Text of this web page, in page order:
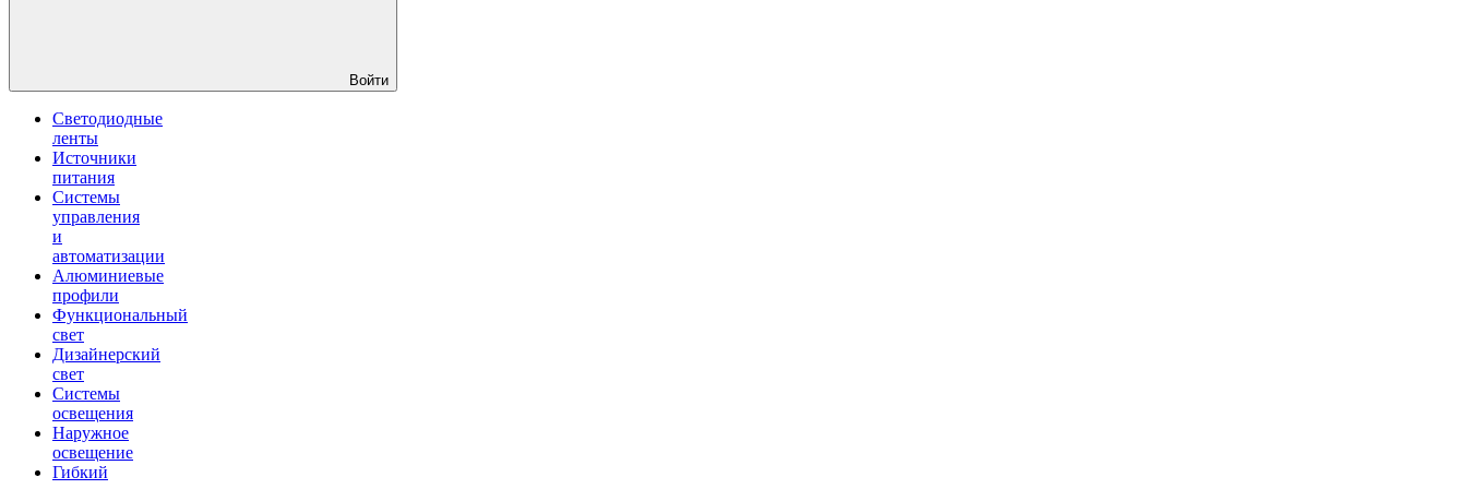
Войти
Светодиодные
ленты
Источники
питания
Системы
управления
и
автоматизации
Алюминиевые
профили
Функциональный
свет
Дизайнерский
свет
Системы
освещения
Наружное
освещение
Гибкий